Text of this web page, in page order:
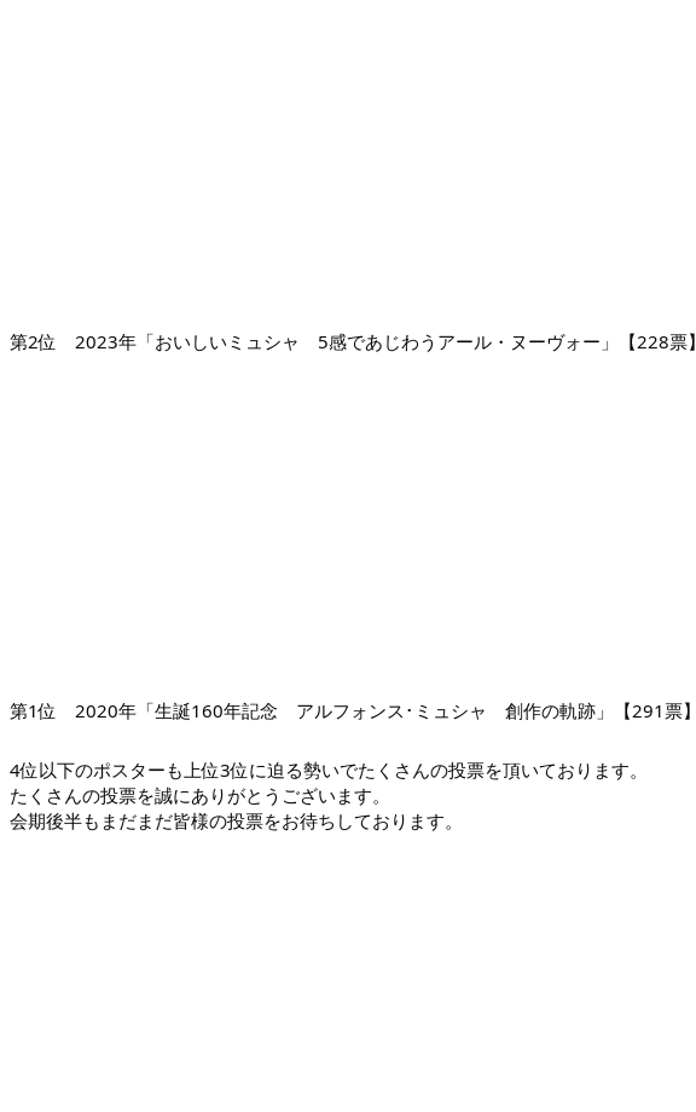
第2位 2023年「おいしいミュシャ 5感であじわうアール・ヌーヴォー」【228票】
第1位 2020年「生誕160年記念 アルフォンス･ミュシャ 創作の軌跡」【291票】
4位以下のポスターも上位3位に迫る勢いでたくさんの投票を頂いております。
たくさんの投票を誠にありがとうございます。
会期後半もまだまだ皆様の投票をお待ちしております。